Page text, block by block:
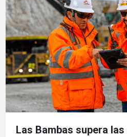
Las Bambas supera las